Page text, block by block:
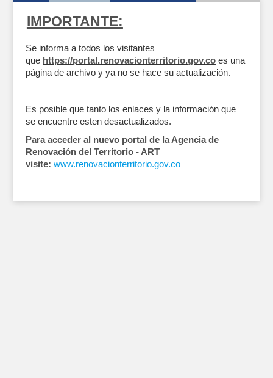
IMPORTANTE:
Se informa a todos los visitantes
que https://portal.renovacionterritorio.gov.co es una
página de archivo y ya no se hace su actualización.
Es posible que tanto los enlaces y la información que
se encuentre esten desactualizados.
Para acceder al nuevo portal de la Agencia de
Renovación del Territorio - ART
visite: www.renovacionterritorio.gov.co